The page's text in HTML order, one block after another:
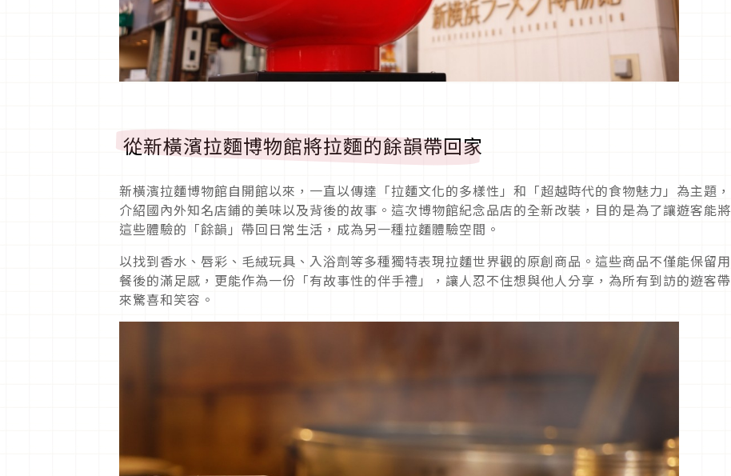
從新橫濱拉麵博物館將拉麵的餘韻帶回家
新橫濱拉麵博物館自開館以來，一直以傳達「拉麵文化的多樣性」和「超越時代的食物魅力」為主題，
介紹國內外知名店鋪的美味以及背後的故事。這次博物館紀念品店的全新改裝，目的是為了讓遊客能將
這些體驗的「餘韻」帶回日常生活，成為另一種拉麵體驗空間。
以找到香水、唇彩、毛絨玩具、入浴劑等多種獨特表現拉麵世界觀的原創商品。這些商品不僅能保留用
餐後的滿足感，更能作為一份「有故事性的伴手禮」，讓人忍不住想與他人分享，為所有到訪的遊客帶
來驚喜和笑容。